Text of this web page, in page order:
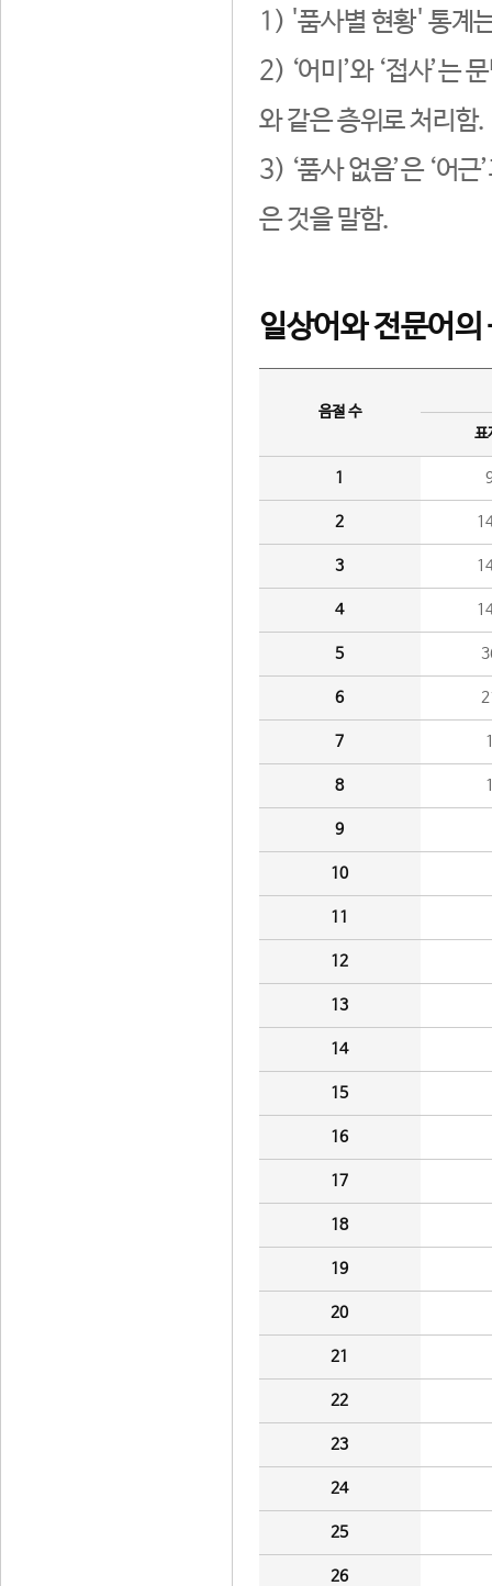
1) '품사별 현황' 통계
2) ‘어미’와 ‘접사’는
와 같은 층위로 처리함.
3) ‘품사 없음’은 ‘어
은 것을 말함.
일상어와 전문어의
음절 수
표
1
2
3
4
5
6
7
8
9
10
11
12
13
14
15
16
17
18
19
20
21
22
23
24
25
26